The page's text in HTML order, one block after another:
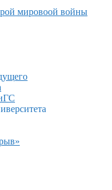
мировоой войны